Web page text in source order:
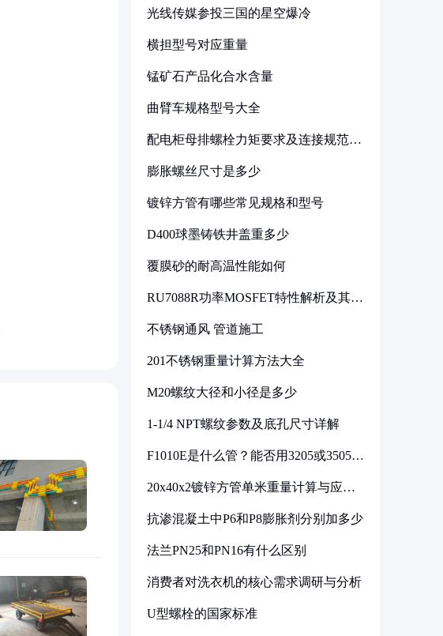
光线传媒参投三国的星空爆冷
横担型号对应重量
锰矿石产品化合水含量
曲臂车规格型号大全
配电柜母排螺栓力矩要求及连接规范详
膨胀螺丝尺寸是多少
镀锌方管有哪些常见规格和型号
D400球墨铸铁井盖重多少
覆膜砂的耐高温性能如何
RU7088R功率MOSFET特性解析及其在
不锈钢通风 管道施工
201不锈钢重量计算方法大全
M20螺纹大径和小径是多少
1-1/4 NPT螺纹参数及底孔尺寸详解
F1010E是什么管？能否用3205或3505代
20x40x2镀锌方管单米重量计算与应用
抗渗混凝土中P6和P8膨胀剂分别加多少
法兰PN25和PN16有什么区别
消费者对洗衣机的核心需求调研与分析
U型螺栓的国家标准